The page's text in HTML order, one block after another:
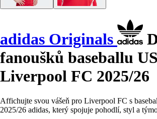
adidas Originals
fanoušků baseballu US
Liverpool FC 2025/26
Affichujte svou vášeň pro Liverpool FC s
2025/26 adidas, který spojuje pohodlí, styl a